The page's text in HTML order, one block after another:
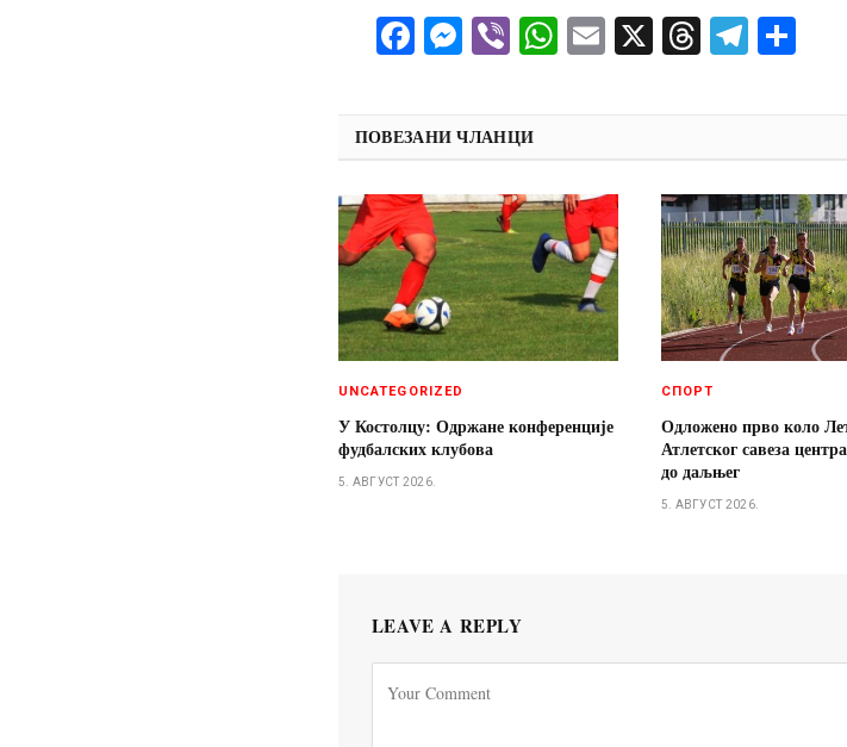
Facebook
Messenger
ViberWhatsApp
Email
X Threads
ПОВЕЗАНИ ЧЛАНЦИ
UNCATEGORIZED
У Костолцу: Одржане конференције
фудбалских клубова
5. АВГУСТ 2026.
СПОРТ
Одложено прво коло
Атлетског савеза
до даљњег
5. АВГУСТ 2026.
LEAVE A REPLY